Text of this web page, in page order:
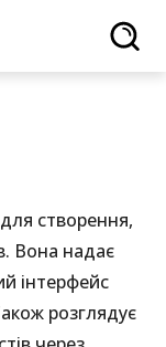
створення,
Вона надає
інтерфейс
розглядує